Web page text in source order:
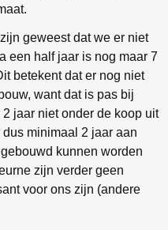
geweest dat we er niet
een half jaar is nog maar 7
betekent dat er nog niet
want dat is pas bij
jaar niet onder de koop uit
minimaal 2 jaar aan
kunnen worden
zijn verder geen
voor ons zijn (andere